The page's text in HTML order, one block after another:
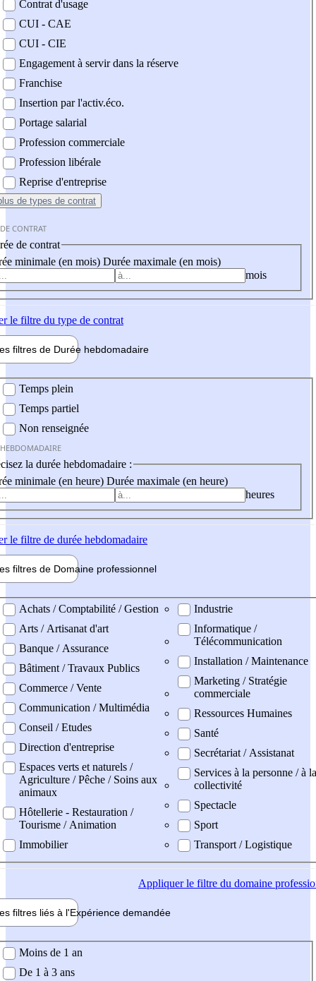
Contrat d'usage
CUI - CAE
CUI - CIE
Engagement à servir dans la réserve
Franchise
Insertion par l'activ.éco.
Portage salarial
Profession commerciale
Profession libérale
Reprise d'entreprise
de types de contrat
CONTRAT
de contrat
minimale (en mois) Durée maximale (en mois)
mois
le filtre du type de contrat
filtres de Durée hebdomadaire
Temps plein
Temps partiel
Non renseignée
la durée hebdomadaire :
minimale (en heure) Durée maximale (en heure)
heures
le filtre de durée hebdomadaire
filtres de Domaine professionnel
professionel
Achats / Comptabilité / Gestion
Arts / Artisanat d'art
Banque / Assurance
Bâtiment / Travaux Publics
Commerce / Vente
Communication / Multimédia
Conseil / Etudes
Direction d'entreprise
Espaces verts et naturels /
Agriculture / Pêche / Soins aux
animaux
Hôtellerie - Restauration /
Tourisme / Animation
Immobilier
Industrie
Informatique /
Télécommunication
Installation / Maintenance
Marketing / Stratégie
commerciale
Ressources Humaines
Santé
Secrétariat / Assistanat
Services à la personne / à la
collectivité
Spectacle
Sport
Transport / Logistique
Appliquerle filtre du domaine
filtres liés à l'Expérience demandée
demandée
Moins de 1 an
De 1 à 3 ans